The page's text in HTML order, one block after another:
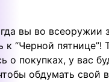
вы во всеоружии
к “Черной пятнице”!
о покупках, у вас
обдумать свой